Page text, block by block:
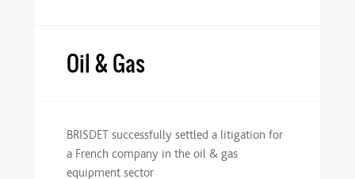
Oil & Gas
BRISDET successfully settled a litigation for
a French company in the oil & gas
equipment sector